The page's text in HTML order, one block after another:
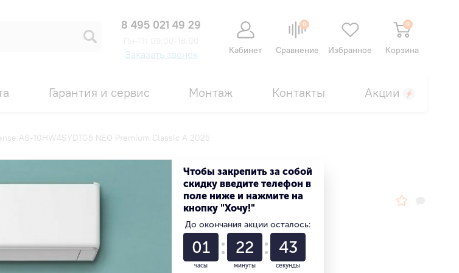
8 495 021 49 29
Заказать звонок Кабинет
0
Сравнение Избранное
0
Корзина
Гарантия и сервис Монтаж Контакты Акции
AS-10HW4SYDTG5 NEO Premium Classic A 2025
Classic A 2025
В наличии на складе
Чтобы закрепить за собой
скидку введите телефон в
поле ниже и нажмите на
кнопку "Хочу!"
До окончания акции осталось:
01
часы
22
минуты
42
секунды